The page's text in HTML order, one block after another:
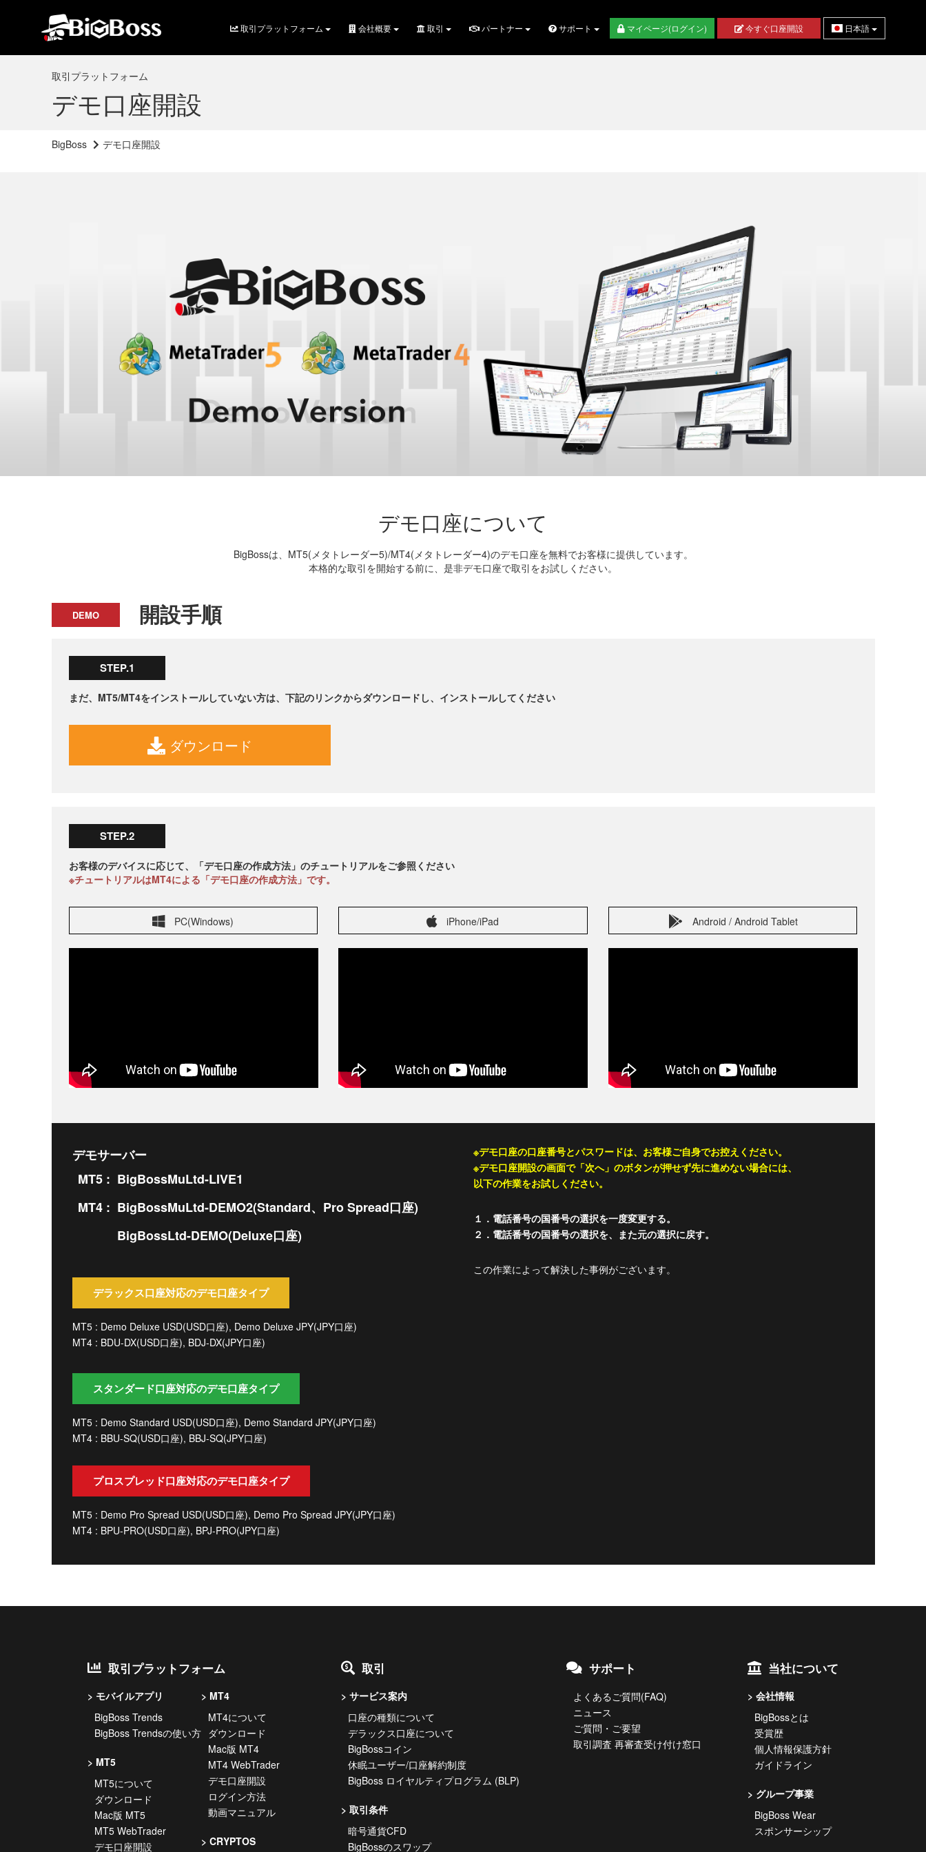
取引プラットフォーム 会社概要 取引 パートナー サポート マイページ(ログイン) 今すぐ口座開設 日本語
取引プラットフォーム
デモ口座開設
BigBoss デモ口座開設
デモ口座について
BigBossは、MT5(メタトレーダー5)/MT4(メタトレーダー4)のデモ口座を無料でお客様に提供しています。
本格的な取引を開始する前に、是非デモ口座で取引をお試しください。
DEMO 開設手順
STEP.1
まだ、MT5/MT4をインストールしていない方は、下記のリンクからダウンロードし、インストールしてください
ダウンロード
STEP.2
お客様のデバイスに応じて、「デモ口座の作成方法」のチュートリアルをご参照ください
※チュートリアルはMT4による「デモ口座の作成方法」です。
PC(Windows) iPhone/iPad Android / Android Tablet
デモサーバー
MT5 : BigBossMuLtd-LIVE1
MT4 : BigBossMuLtd-DEMO2(Standard、Pro Spread口座)
BigBossLtd-DEMO(Deluxe口座)
デラックス口座対応のデモ口座タイプ
MT5 : Demo Deluxe USD(USD口座), Demo Deluxe JPY(JPY口座)
MT4 : BDU-DX(USD口座), BDJ-DX(JPY口座)
スタンダード口座対応のデモ口座タイプ
MT5 : Demo Standard USD(USD口座), Demo Standard JPY(JPY口座)
MT4 : BBU-SQ(USD口座), BBJ-SQ(JPY口座)
プロスプレッド口座対応のデモ口座タイプ
MT5 : Demo Pro Spread USD(USD口座), Demo Pro Spread JPY(JPY口座)
MT4 : BPU-PRO(USD口座), BPJ-PRO(JPY口座)
※デモ口座の口座番号とパスワードは、お客様ご自身でお控えください。
※デモ口座開設の画面で「次へ」のボタンが押せず先に進めない場合には、
以下の作業をお試しください。
１．電話番号の国番号の選択を一度変更する。
２．電話番号の国番号の選択を、また元の選択に戻す。
この作業によって解決した事例がございます。
取引プラットフォーム
モバイルアプリ
BigBoss Trends
BigBoss Trendsの使い方
MT5
MT5について
ダウンロード
Mac版 MT5
MT5 WebTrader
デモ口座開設
MT4
MT4について
ダウンロード
Mac版 MT4
MT4 WebTrader
デモ口座開設
ログイン方法
動画マニュアル
CRYPTOS
取引
サービス案内
口座の種類について
デラックス口座について
BigBossコイン
休眠ユーザー/口座解約制度
BigBoss ロイヤルティプログラム (BLP)
取引条件
暗号通貨CFD
BigBossのスワップ
サポート
よくあるご質問(FAQ)
ニュース
ご質問・ご要望
取引調査 再審査受け付け窓口
当社について
会社情報
BigBossとは
受賞歴
個人情報保護方針
ガイドライン
グループ事業
BigBoss Wear
スポンサーシップ